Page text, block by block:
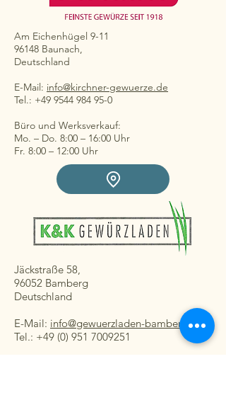
Am Eichenhügel 9-11
96148 Baunach,
Deutschland
E-Mail: info@kirchner-gewuerze.de
Tel.: +49 9544 984 95-0
Büro und Werksverkauf:
Mo. – Do. 8:00 – 16:00 Uhr
Fr. 8:00 – 12:00 Uhr
Jäckstraße 58,
96052 Bamberg
Deutschland
E-Mail: info@gewuerzladen-bamberg.de
Tel.: +49 (0) 951 7009251